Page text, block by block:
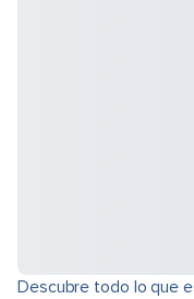
Descubre todo lo que